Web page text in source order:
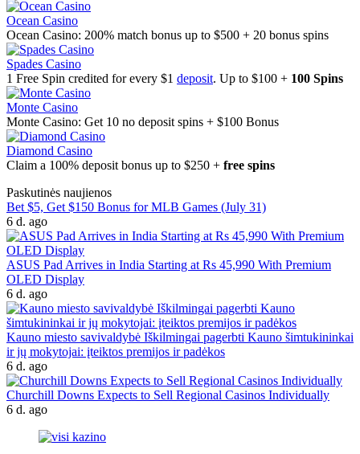
Ocean Casino
Ocean Casino: 200% match bonus up to $500 + 20 bonus spins
Spades Casino
1 Free Spin credited for every $1 deposit. Up to $100 + 100 Spins
Monte Casino
Monte Casino: Get 10 no deposit spins + $100 Bonus
Diamond Casino
Claim a 100% deposit bonus up to $250 + free spins
Paskutinės naujienos
Bet $5, Get $150 Bonus for MLB Games (July 31)
6 d. ago
ASUS Pad Arrives in India Starting at Rs 45,990 With Premium
OLED Display
6 d. ago
Kauno miesto savivaldybė Iškilmingai pagerbti Kauno šimtukininkai
ir jų mokytojai: įteiktos premijos ir padėkos
6 d. ago
Churchill Downs Expects to Sell Regional Casinos Individually
6 d. ago